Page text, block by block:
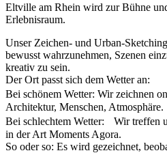
Eltville am Rhein wird zur Bühne
Erlebnisraum.
Unser Zeichen- und Urban-
bewusst wahrzunehmen, Szenen
kreativ zu sein.
Der Ort passt sich dem Wetter an:
Bei schönem Wetter: Wir zeichnen
Architektur, Menschen, Atmosphäre.
Bei schlechtem Wetter: Wir treffen
in der Art Moments Agora.
So oder so: Es wird gezeichnet,